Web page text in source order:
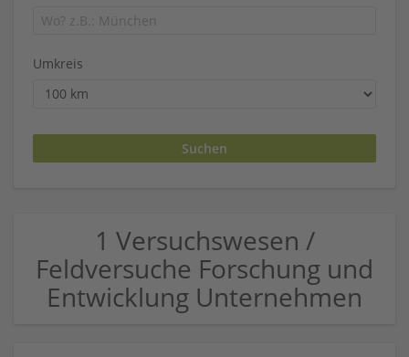
Umkreis
1 Versuchswesen /
Feldversuche Forschung und
Entwicklung Unternehmen